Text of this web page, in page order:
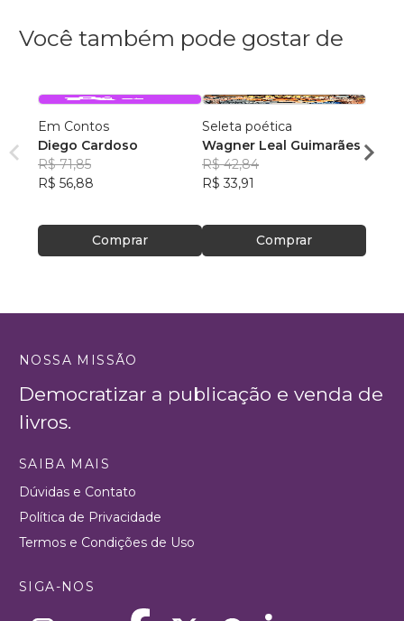
Você também pode gostar de
Em Contos
Diego Cardoso
R$ 71,85
R$ 56,88
Comprar
Seleta poética
Wagner Leal Guimarães
R$ 42,84
R$ 33,91
Comprar
ainda
Carla
NOSSA MISSÃO
Democratizar a publicação e venda de
livros.
SAIBA MAIS
Dúvidas e Contato
Política de Privacidade
Termos e Condições de Uso
SIGA-NOS